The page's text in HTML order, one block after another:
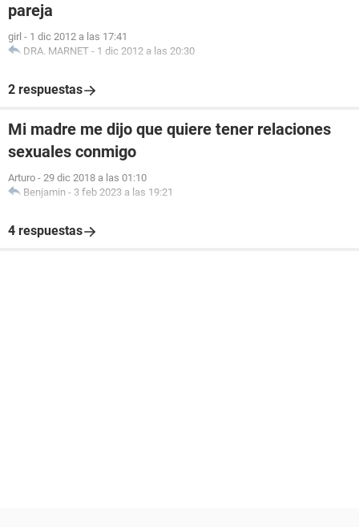
pareja
girl - 1 dic 2012 a las 17:41
DRA. MARNET - 1 dic 2012 a las 20:30
2 respuestas
Mi madre me dijo que quiere tener relaciones
sexuales conmigo
Arturo - 29 dic 2018 a las 01:10
Benjamin - 3 feb 2023 a las 19:21
4 respuestas